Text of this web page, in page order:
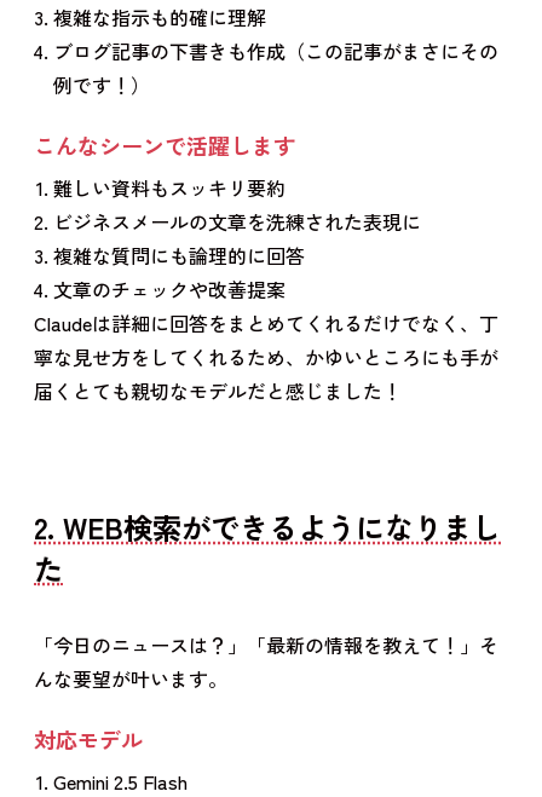
複雑な指示も的確に理解
ブログ記事の下書きも作成（この記事がまさにその
例です！）
こんなシーンで活躍します
難しい資料もスッキリ要約
ビジネスメールの文章を洗練された表現に
複雑な質問にも論理的に回答
文章のチェックや改善提案
Claudeは詳細に回答をまとめてくれるだけでなく、丁
寧な見せ方をしてくれるため、かゆいところにも手が
届くとても親切なモデルだと感じました！
2. WEB検索ができるようになりまし
た
「今日のニュースは？」「最新の情報を教えて！」そ
んな要望が叶います。
対応モデル
Gemini 2.5 Flash